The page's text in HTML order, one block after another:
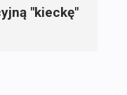
"kieckę"